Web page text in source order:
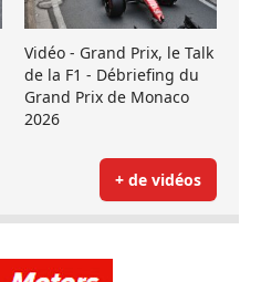
Vidéo - Grand Prix, le Talk
de la F1 - Débriefing du
Grand Prix de Monaco
2026
+ de vidéos